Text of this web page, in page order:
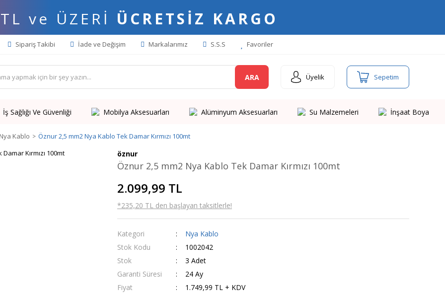
ve ÜZERİ ÜCRETSİZ KARGO
Sipariş Takibi İade ve Değişim Markalarımız S.S.S Favoriler
ARA Üyelik Sepetim
İş Sağlığı Ve Güvenliği Mobilya Aksesuarları Alüminyum Aksesuarları Su Malzemeleri İnşaat Boya
Nya Kablo Öznur 2,5 mm2 Nya Kablo Tek Damar Kırmızı 100mt
öznur
Öznur 2,5 mm2 Nya Kablo Tek Damar Kırmızı 100mt
2.099,99 TL
*235,20 TL den başlayan taksitlerle!
Kategori
Nya Kablo
Stok Kodu
1002042
Stok
3 Adet
Garanti Süresi
24 Ay
Fiyat
1.749,99 TL + KDV